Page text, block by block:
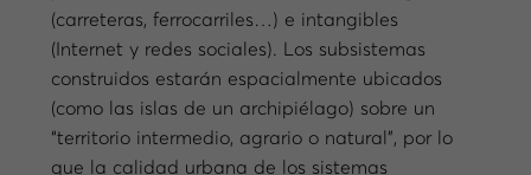
(carreteras, ferrocarriles…) e intangibles
(Internet y redes sociales). Los subsistemas
construidos estarán espacialmente ubicados
(como las islas de un archipiélago) sobre un
“territorio intermedio, agrario o natural”, por lo
que la calidad urbana de los sistemas